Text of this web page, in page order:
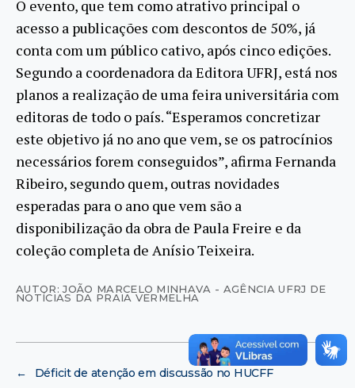
O evento, que tem como atrativo principal o
acesso a publicações com descontos de 50%, já
conta com um público cativo, após cinco edições.
Segundo a coordenadora da Editora UFRJ, está nos
planos a realização de uma feira universitária com
editoras de todo o país. “Esperamos concretizar
este objetivo já no ano que vem, se os patrocínios
necessários forem conseguidos”, afirma Fernanda
Ribeiro, segundo quem, outras novidades
esperadas para o ano que vem são a
disponibilização da obra de Paula Freire e da
coleção completa de Anísio Teixeira.
AUTOR: JOÃO MARCELO MINHAVA - AGÊNCIA UFRJ DE
NOTÍCIAS DA PRAIA VERMELHA
←
Déficit de atenção em discussão no HUCFF